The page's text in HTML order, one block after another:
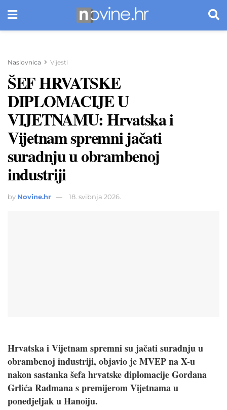
Naslovnica Vijesti
ŠEF HRVATSKE
DIPLOMACIJE U
VIJETNAMU: Hrvatska i
Vijetnam spremni jačati
suradnju u obrambenoj
industriji
by Novine.hr 18. svibnja 2026.
Hrvatska i Vijetnam spremni su jačati suradnju u
obrambenoj industriji, objavio je MVEP na X-u
nakon sastanka šefa hrvatske diplomacije Gordana
Grlića Radmana s premijerom Vijetnama u
ponedjeljak u Hanoiju.